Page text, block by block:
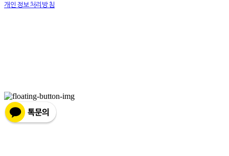
개인정보처리방침